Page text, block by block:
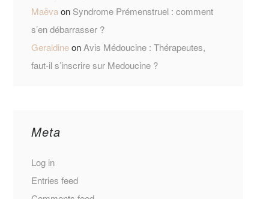
Maëvaon Syndrome Prémenstruel : comment
s’en débarrasser ?
GeraldineonAvis Médoucine : Thérapeutes,
faut-il s’inscrire sur Medoucine ?
Meta
Log in
Entries feed